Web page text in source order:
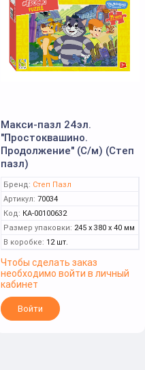
Макси-пазл 24эл.
"Простоквашино.
Продолжение" (С/м) (Степ
пазл)
Бренд: Степ Пазл
Артикул: 70034
Код: КА-00100632
Размер упаковки: 245 x 380 x 40 мм
В коробке: 12 шт.
Чтобы сделать заказ
необходимо войти в личный
кабинет
Войти